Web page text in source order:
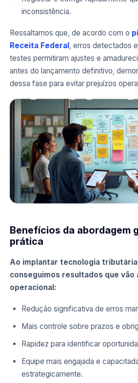
inconsistência.
Ressaltamos que, de acordo com o
Receita Federal , erros detectados
testes permitiram ajustes e
antes do lançamento definitivo,
dessa fase para evitar prejuízos
Benefícios da abordagem
prática
Ao implantar tecnologia
conseguimos resultados que vão
operacional:
Redução significativa de erros
Mais controle sobre prazos e
Rapidez para identificar
Equipe mais engajada e
estrategicamente.